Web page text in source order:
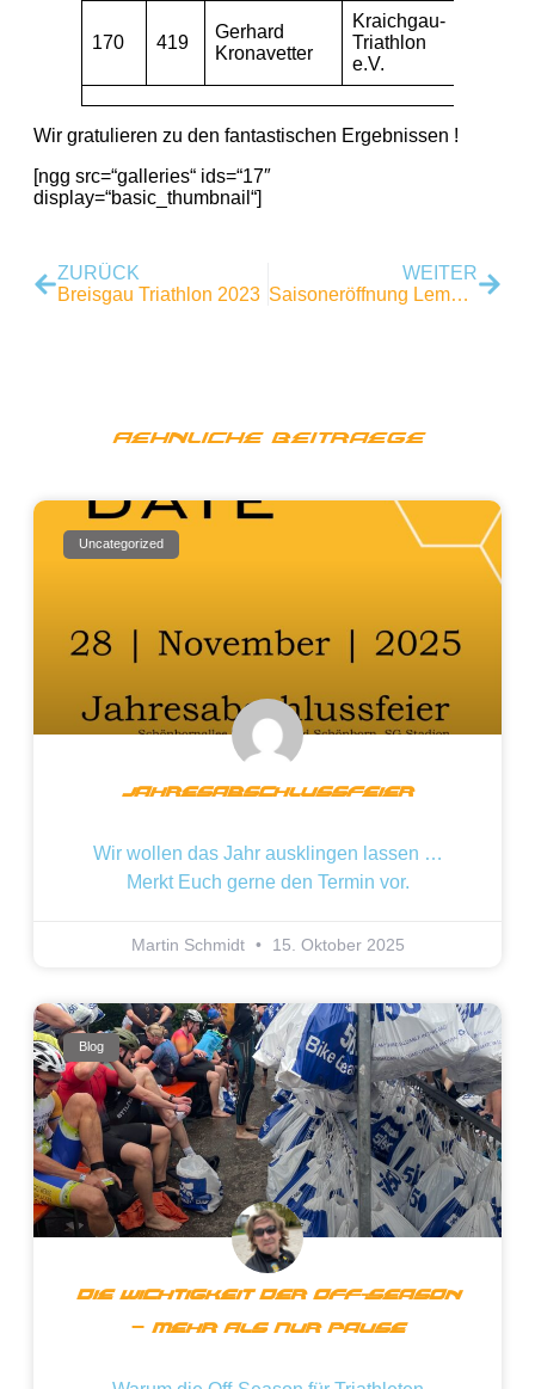
170 419
Gerhard
Kronavetter
Kraichgau-
Triathlon
e.V.
Wir gratulieren zu den fantastischen Ergebnissen !
[ngg src=“galleries“ ids=“17″
display=“basic_thumbnail“]
ZURÜCK
Breisgau Triathlon 2023
WEITER
Saisoneröffnung Lemming Swim & Run
Aehnliche Beitraege
Uncategorized
Jahresabschlussfeier
Wir wollen das Jahr ausklingen lassen …
Merkt Euch gerne den Termin vor.
Martin Schmidt 15. Oktober 2025
Blog
Die Wichtigkeit Der Off-Season
– Mehr Als Nur Pause